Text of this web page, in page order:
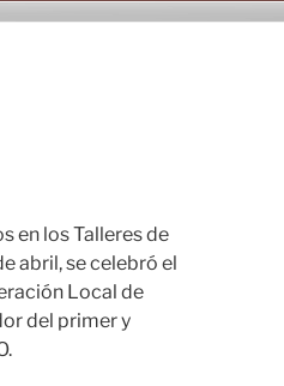
en los Talleres de
abril, se celebró el
Local de
del primer y